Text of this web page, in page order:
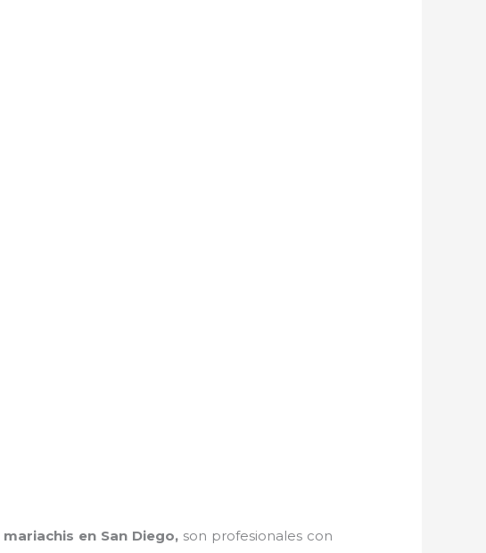
mariachis en San Diego, son profesionales con